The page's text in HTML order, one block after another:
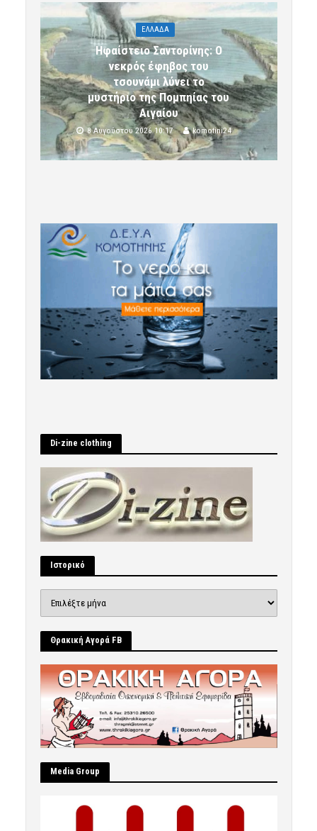
ΕΛΛΑΔΑ
Ηφαίστειο Σαντορίνης: Ο
νεκρός έφηβος του
τσουνάμι λύνει το
μυστήριο της Πομπηίας του
Αιγαίου
8 Αυγούστου 2026 10:17 komotini24
Di-zine clothing
Ιστορικό
Θρακική Αγορά FB
Μedia Group